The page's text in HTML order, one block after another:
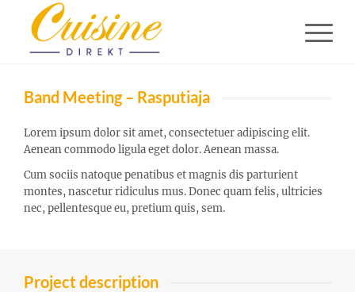
Band Meeting – Rasputiaja
Lorem ipsum dolor sit amet, consectetuer adipiscing elit.
Aenean commodo ligula eget dolor. Aenean massa.
Cum sociis natoque penatibus et magnis dis parturient
montes, nascetur ridiculus mus. Donec quam felis, ultricies
nec, pellentesque eu, pretium quis, sem.
Project description